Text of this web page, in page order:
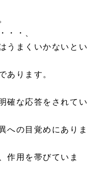
・・、
うまくいかないとい
あります。
確な応答をされてい
への目覚めにありま
作用を帯びていま